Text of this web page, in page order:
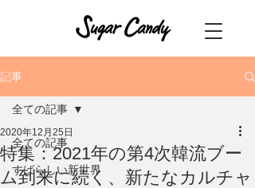
記事
全ての記事
すばらしい新世界
全ての記事
特集：2021年の第4次韓流ブー
ム到来に続く、新たなカルチャ
2020年12月25日